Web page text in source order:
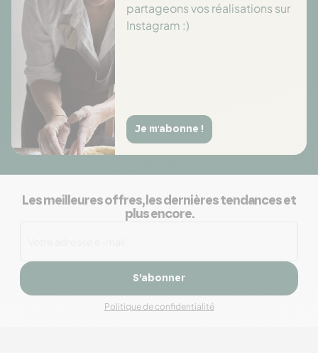
partageons vos réalisations sur
Instagram :)
Je m'abonne !
Les meilleures offres, les dernières tendances et
plus encore.
S’abonner
Politique de confidentialité